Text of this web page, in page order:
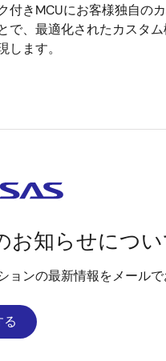
付きMCUにお客様独自の
で、最適化されたカスタ
します。
お知らせについ
ョンの最新情報をメール
る